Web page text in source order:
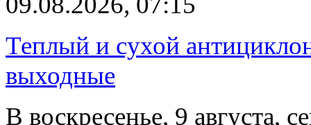
Теплый и сухой
выходные
В воскресенье, 9 августа,